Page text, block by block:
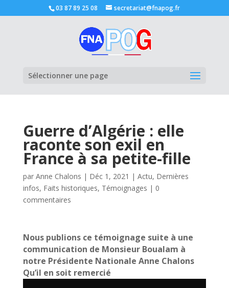
03 87 89 25 08 secretariat@fnapog.fr
Sélectionner une page
Guerre d’Algérie : elle
raconte son exil en
France à sa petite-fille
par Anne Chalons | Déc 1, 2021 | Actu, Dernières
infos, Faits historiques, Témoignages | 0
commentaires
Nous publions ce témoignage suite à une
communication de Monsieur Boualam à
notre Présidente Nationale Anne Chalons
Qu’il en soit remercié